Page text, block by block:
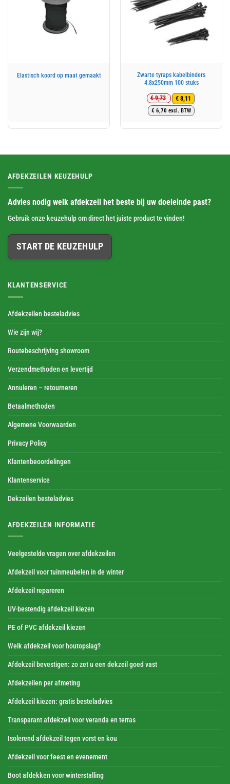
Elastisch koord op maat gemaakt
Zwarte tyraps kabelbinders
4.8x250mm 100 stuks
€9,73
Oorspronkelijke
prijs
€ 9,73.
€ 8,11
Huidige
prijs
€ 8,11.
€ 6,70 excl. BTW
AFDEKZEILEN KEUZEHULP
Advies nodig welk afdekzeil het beste bij uw doeleinde past?
Gebruik onze keuzehulp om direct het juiste product te vinden!
START DE KEUZEHULP
KLANTENSERVICE
Afdekzeilen besteladvies
Wie zijn wij?
Routebeschrijving showroom
Verzendmethoden en levertijd
Annuleren – retourneren
Betaalmethoden
Algemene Voorwaarden
Privacy Policy
Klantenbeoordelingen
Klantenservice
Dekzeilen besteladvies
AFDEKZEILEN INFORMATIE
Veelgestelde vragen over afdekzeilen
Afdekzeil voor tuinmeubelen in de winter
Afdekzeil repareren
UV-bestendig afdekzeil kiezen
PE of PVC afdekzeil kiezen
Welk afdekzeil voor houtopslag?
Afdekzeil bevestigen: zo zet u een dekzeil goed vast
Afdekzeilen per afmeting
Afdekzeil kiezen: gratis besteladvies
Transparant afdekzeil voor veranda en terras
Isolerend afdekzeil tegen vorst en kou
Afdekzeil voor feest en evenement
Boot afdekken voor winterstalling